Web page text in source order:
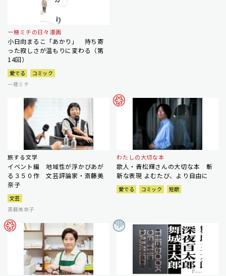
一穂ミチの日々漫画
小日向まるこ「あかり」 持ち寄
った寂しさが温もりに変わる（第
14回）
愛でる
コミック
一穂ミチ
旅する文学
イベント編 地域性が浮かびあが
る３５０作 文芸評論家・斎藤美
奈子
文芸
斎藤美奈子
わたしの大切な本
歌人・青松輝さんの大切な本 斬
新な表現 よむたび、より自由に
愛でる コミック 短歌